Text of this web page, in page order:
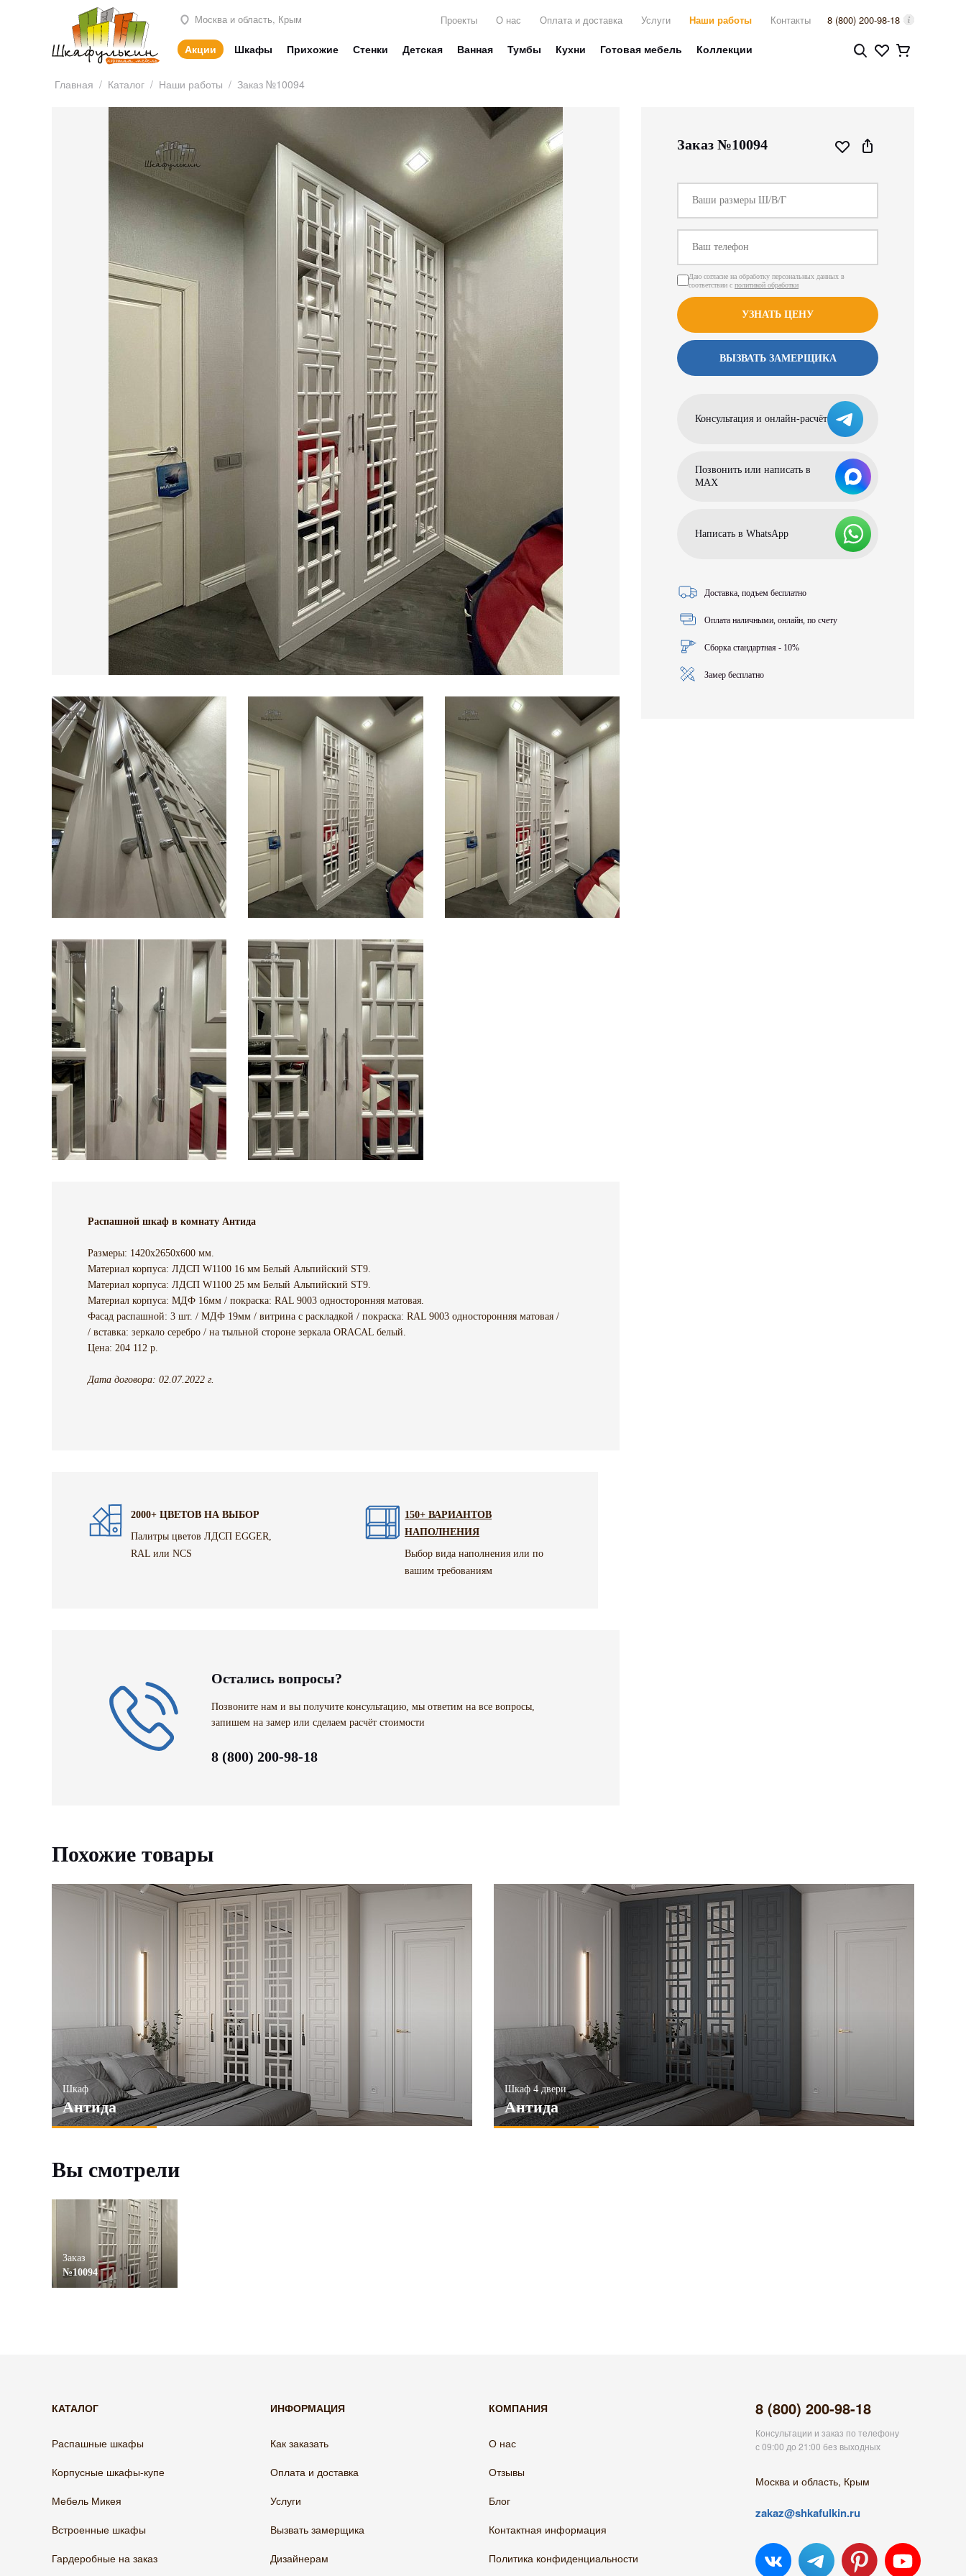
Москва и область, Крым Проекты О нас Оплата и доставка Услуги Наши работы Контакты 8 (800) 200-98-18
Акции Шкафы Прихожие Стенки Детская Ванная Тумбы Кухни Готовая мебель Коллекции
Главная / Каталог / Наши работы / Заказ №10094
Распашной шкаф в комнату Антида
Размеры: 1420х2650х600 мм.
Материал корпуса: ЛДСП W1100 16 мм Белый Альпийский ST9.
Материал корпуса: ЛДСП W1100 25 мм Белый Альпийский ST9.
Материал корпуса: МДФ 16мм / покраска: RAL 9003 односторонняя матовая.
Фасад распашной: 3 шт. / МДФ 19мм / витрина с раскладкой / покраска: RAL 9003 односторонняя матовая /
/ вставка: зеркало серебро / на тыльной стороне зеркала ORACAL белый.
Цена: 204 112 р.
Дата договора: 02.07.2022 г.
2000+ ЦВЕТОВ НА ВЫБОР
Палитры цветов ЛДСП EGGER,
RAL или NCS
150+ ВАРИАНТОВ
НАПОЛНЕНИЯ
Выбор вида наполнения или по
вашим требованиям
Остались вопросы?
Позвоните нам и вы получите консультацию, мы ответим на все вопросы,
запишем на замер или сделаем расчёт стоимости
8 (800) 200-98-18
Заказ №10094
Даю согласие на обработку персональных данных в
соответствии с политикой обработки
УЗНАТЬ ЦЕНУ
ВЫЗВАТЬ ЗАМЕРЩИКА
Консультация и онлайн-расчёт
Позвонить или написать в
МАХ
Написать в WhatsApp
Доставка, подъем бесплатно
Оплата наличными, онлайн, по счету
Сборка стандартная - 10%
Замер бесплатно
Похожие товары
Шкаф
Антида
Шкаф 4 двери
Антида
Вы смотрели
Заказ
№10094
КАТАЛОГ
Распашные шкафы
Корпусные шкафы-купе
Мебель Микея
Встроенные шкафы
Гардеробные на заказ
ИНФОРМАЦИЯ
Как заказать
Оплата и доставка
Услуги
Вызвать замерщика
Дизайнерам
КОМПАНИЯ
О нас
Отзывы
Блог
Контактная информация
Политика конфиденциальности
8 (800) 200-98-18
Консультации и заказ по телефону
с 09:00 до 21:00 без выходных
Москва и область, Крым
zakaz@shkafulkin.ru